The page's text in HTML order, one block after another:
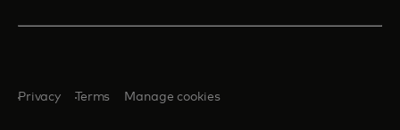
Privacy Terms Manage cookies